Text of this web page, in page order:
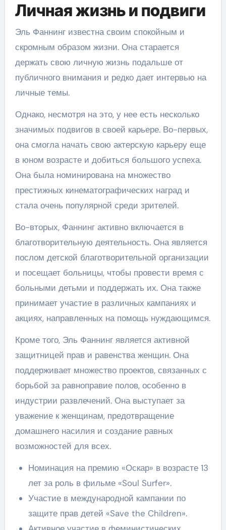
Личная жизнь и подвиги
Эль Фаннинг известна своим спокойным и
скромным образом жизни. Она старается
держать свою личную жизнь подальше от
публичного внимания и редко дает интервью на
личные темы.
Однако, несмотря на это, у нее есть несколько
значимых подвигов в своей карьере. Во-первых,
она смогла начать свою актерскую карьеру еще
в юном возрасте и добиться большого успеха.
Она была номинирована на множество
престижных кинематографических наград и
стала очень популярной среди зрителей.
Во-вторых, Фаннинг активно включается в
благотворительную деятельность. Она является
послом детской благотворительной организации
и посещает больницы, чтобы провести время с
больными детьми и поддержать их. Она также
принимает участие в различных кампаниях и
акциях, направленных на помощь нуждающимся.
Кроме того, Эль Фаннинг является активной
защитницей прав и равенства женщин. Она
поддерживает множество проектов, связанных с
борьбой за равноправие полов, особенно в
индустрии развлечений. Она выступает за
уважение к женщинам, предотвращение
домашнего насилия и создание равных
возможностей для всех.
Номинация на премию «Оскар» в возрасте 13
лет за роль в фильме «Soul Surfer».
Участие в международной кампании по
защите прав детей «Save the Children».